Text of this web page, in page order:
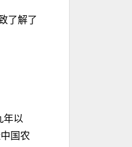
了解了
年以
国农